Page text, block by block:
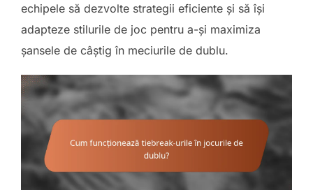
echipele să dezvolte strategii eficiente și să își
adapteze stilurile de joc pentru a-și maximiza
șansele de câștig în meciurile de dublu.